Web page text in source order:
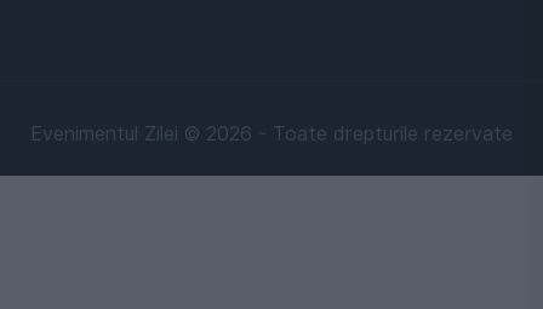
Evenimentul Zilei © 2026 - Toate drepturile rezervate